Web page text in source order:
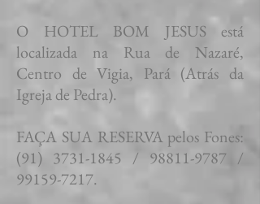
O HOTEL BOM JESUS está
localizada na Rua de Nazaré,
Centro de Vigia, Pará (Atrás da
Igreja de Pedra).
FAÇA SUA RESERVA pelos Fones:
(91) 3731-1845 / 98811-9787 /
99159-7217.